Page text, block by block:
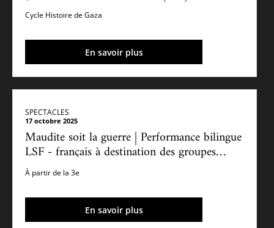
Cycle Histoire de Gaza
En savoir plus
SPECTACLES
17 octobre 2025
Maudite soit la guerre | Performance bilingue
LSF - français à destination des groupes
scolaires
À partir de la 3e
En savoir plus